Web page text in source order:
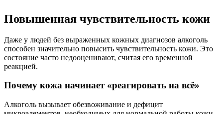
Повышенная чувствительность кожи
Даже у людей без выраженных кожных диагнозов алкоголь
способен значительно повысить чувствительность кожи. Это
состояние часто недооценивают, считая его временной
реакцией.
Почему кожа начинает «реагировать на всё»
Алкоголь вызывает обезвоживание и дефицит